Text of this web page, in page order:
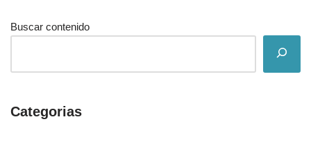
Buscar contenido
Categorias